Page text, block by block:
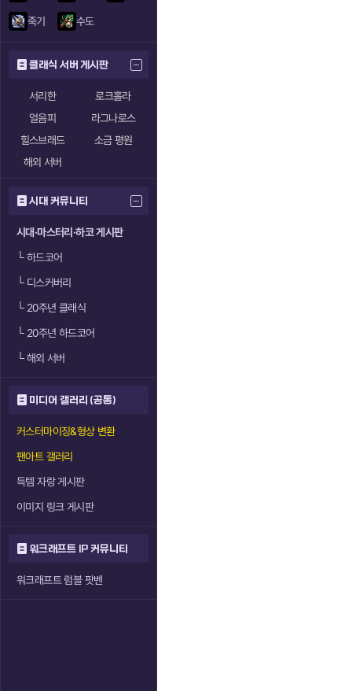
죽기 수도
클래식 서버 게시판
서리한
로크홀라
얼음피
라그나로스
힐스브래드
소금 평원
해외 서버
시대 커뮤니티
시대·마스터리·하코 게시판
└하드코어
└디스커버리
└20주년 클래식
└20주년 하드코어
└해외 서버
미디어 갤러리 (공통)
커스터마이징&형상 변환
팬아트 갤러리
득템 자랑 게시판
이미지 링크 게시판
워크래프트 IP 커뮤니티
워크래프트 럼블 팟벤